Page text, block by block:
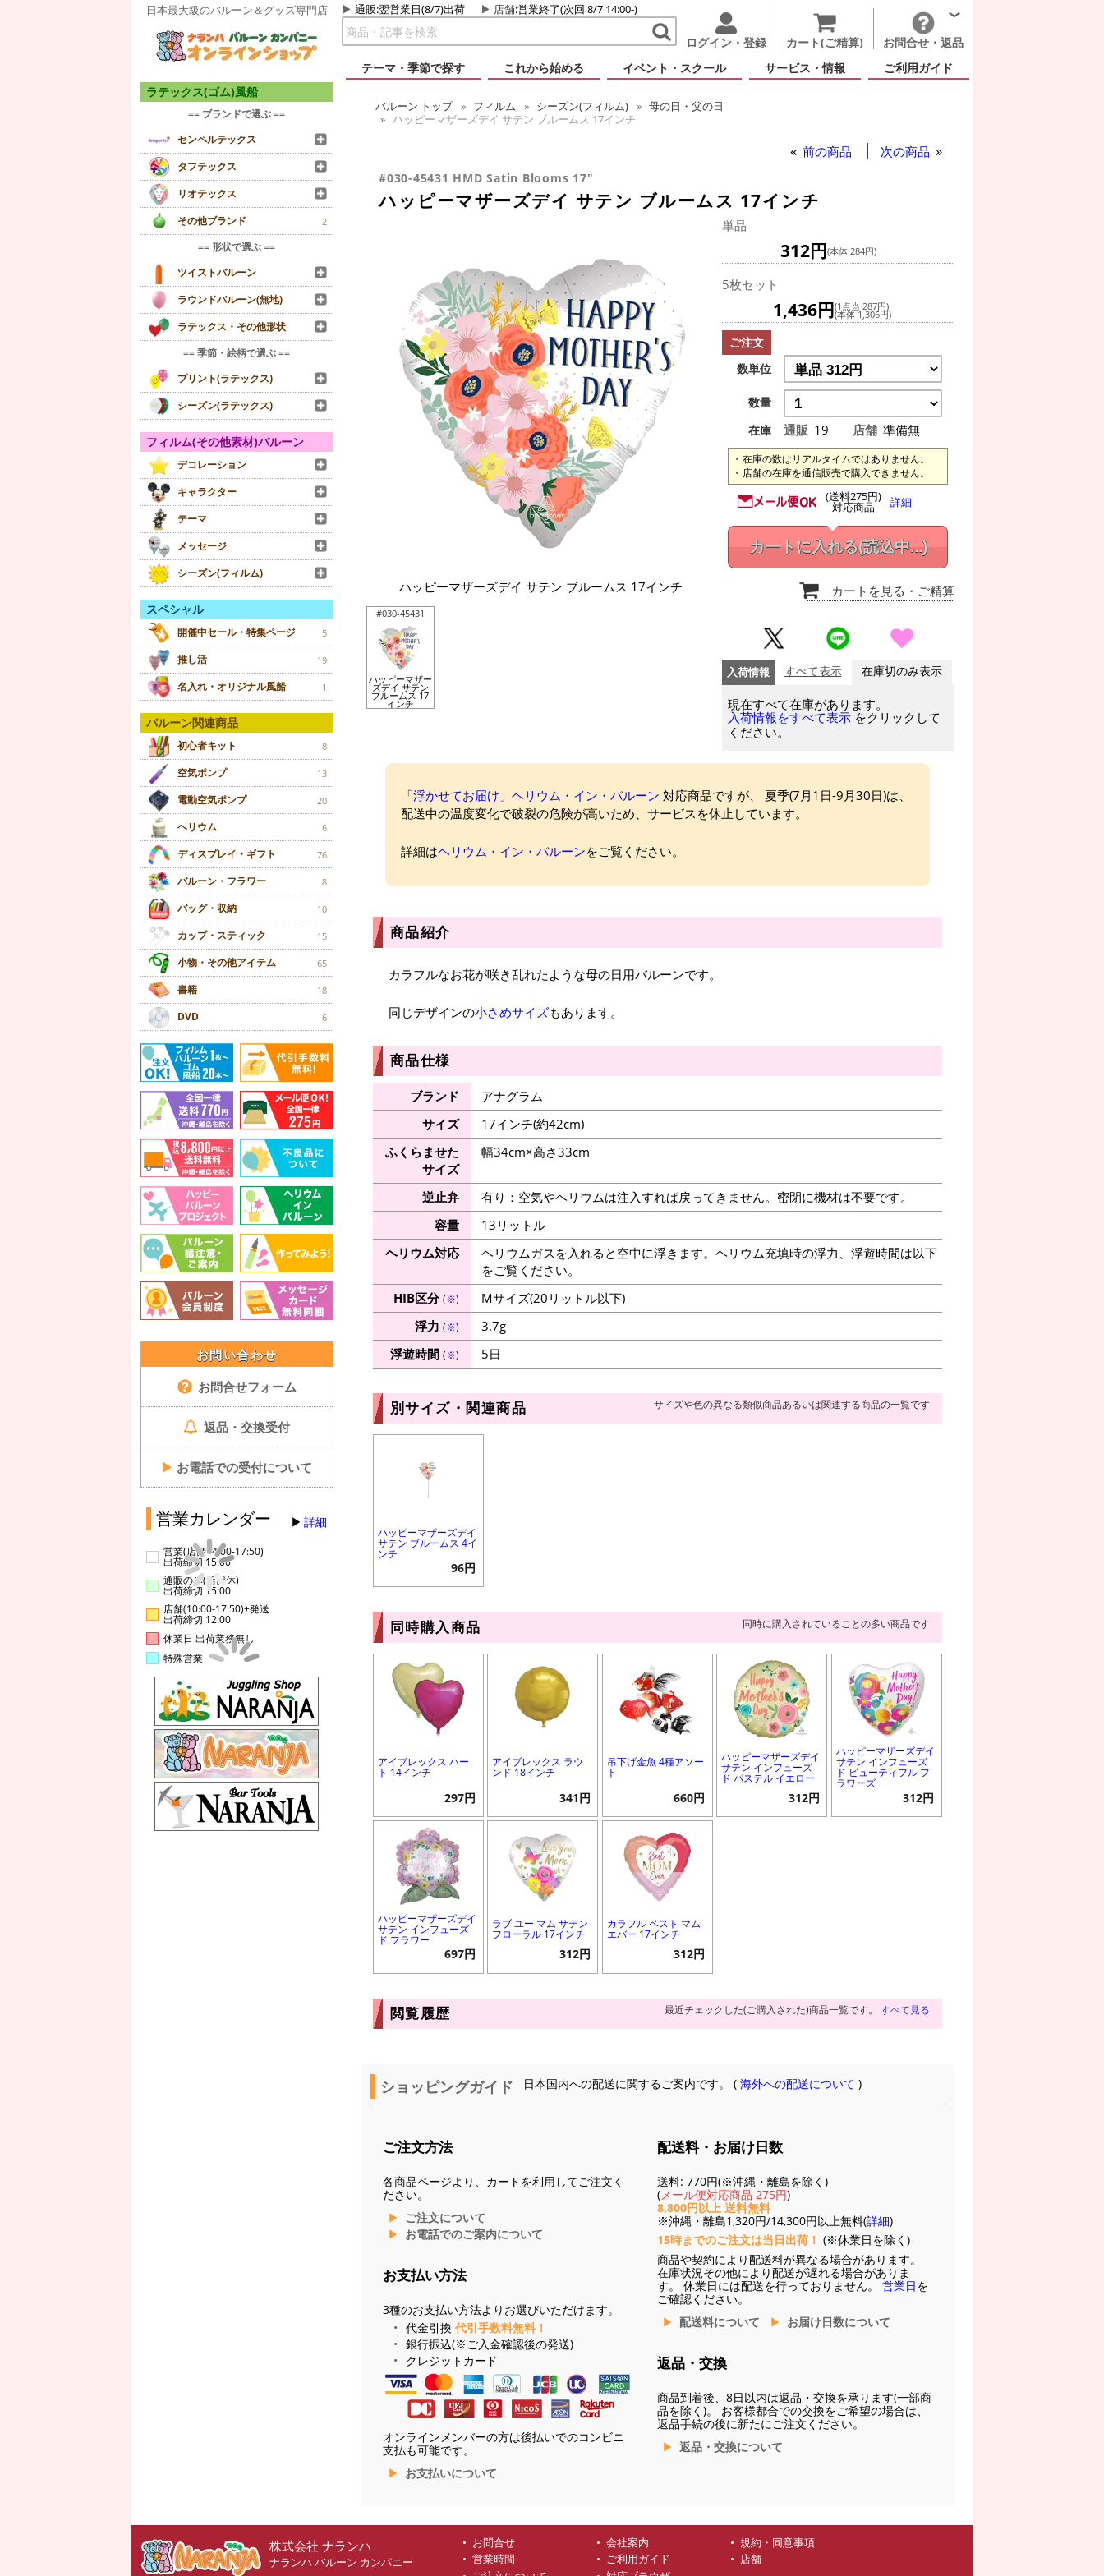
日本最大級のバルーン＆グッズ専門店 通販:翌営業日(8/7)出荷 店舗:営業終了(次回 8/7 14:00-)
ログイン・登録 カート(ご精算)
お問合せ・返品
テーマ・季節で探す
これから始める イベント・スクール サービス・情報 ご利用ガイド
ラテックス(ゴム)風船
== ブランドで選ぶ ==
センペルテックス
タフテックス
リオテックス
その他ブランド
2
== 形状で選ぶ ==
ツイストバルーン
ラウンドバルーン(無地)
ラテックス・その他形状
== 季節・絵柄で選ぶ ==
プリント(ラテックス)
シーズン(ラテックス)
フィルム(その他素材)バルーン
デコレーション
キャラクター
テーマ
メッセージ
シーズン(フィルム)
スペシャル
開催中セール・特集ページ 5
推し活 19
名入れ・オリジナル風船 1
バルーン関連商品
初心者キット 8
空気ポンプ 13
電動空気ポンプ 20
ヘリウム 6
ディスプレイ・ギフト 76
バルーン・フラワー 8
バッグ・収納 10
カップ・スティック 15
小物・その他アイテム 65
書籍 18
DVD 6
お問い合わせ
お問合せフォーム
返品・交換受付
▶ お電話での受付について
営業カレンダー 詳細
営業(店舗14:00-17:50)
出荷締切 15:00
通販のみ(店舗休)
出荷締切 15:00
店舗(10:00-17:50)+発送
出荷締切 12:00
休業日 出荷業務無し
特殊営業
バルーン トップ フィルム シーズン(フィルム)
母の日・父の日
ハッピーマザーズデイ サテン ブルームス 17インチ
前の商品 次の商品
#030-45431 HMD Satin Blooms 17"
ハッピーマザーズデイ サテン ブルームス 17インチ
ハッピーマザーズデイ サテン ブルームス 17インチ
#030-45431
ハッピーマザー
ズデイ サテン
ブルームス 17
インチ
単品
312円(本体 284円)
5枚セット
1,436円(1点当 287円)
(本体 1,306円)
ご注文
数単位
数量
在庫
通販 19 店舗 準備無
在庫の数はリアルタイムではありません。
店舗の在庫を通信販売で購入できません。
(送料275円)
対応商品 詳細
カートに入れる(読込中...)
カートを見る ・ご精算
入荷情報 すべて表示 在庫切のみ表示
現在すべて在庫があります。
入荷情報をすべて表示 をクリックして
ください。
「浮かせてお届け」ヘリウム・イン・バルーン 対応商品ですが、 夏季(7月1日-9月30日)は、
配送中の温度変化で破裂の危険が高いため、サービスを休止しています。
詳細はヘリウム・イン・バルーンをご覧ください。
商品紹介
カラフルなお花が咲き乱れたような母の日用バルーンです。
同じデザインの小さめサイズもあります。
商品仕様
ブランド
アナグラム
サイズ
17インチ(約42cm)
ふくらませた
サイズ
幅34cm×高さ33cm
逆止弁
有り：空気やヘリウムは注入すれば戻ってきません。密閉に機材は不要です。
容量
13リットル
ヘリウム対応
ヘリウムガスを入れると空中に浮きます。ヘリウム充填時の浮力、浮遊時間は以下
をご覧ください。
HIB区分(※)
Mサイズ(20リットル以下)
浮力 (※)
3.7g
浮遊時間 (※) 5日
別サイズ・関連商品 サイズや色の異なる類似商品あるいは関連する商品の一覧です
ハッピーマザーズデイ
サテン ブルームス 4イ
ンチ
96円
同時購入商品 同時に購入されていることの多い商品です
アイブレックス ハー
ト 14インチ
297円
アイブレックス ラウ
ンド 18インチ
341円
吊下げ金魚 4種アソー
ト
660円
ハッピーマザーズデイ
サテン インフューズ
ド パステル イエロー
312円
ハッピーマザーズデイ
サテン インフューズ
ド ビューティフル フ
ラワーズ
312円
ハッピーマザーズデイ
サテン インフューズ
ド フラワー
697円
ラブ ユー マム サテン
フローラル 17インチ
312円
カラフル ベスト マム
エバー 17インチ
312円
閲覧履歴 最近チェックした(ご購入された)商品一覧です。 すべて見る
ショッピングガイド 日本国内への配送に関するご案内です。 (海外への配送について )
ご注文方法
各商品ページより、カートを利用してご注文く
ださい。
ご注文について
お電話でのご案内について
お支払い方法
3種のお支払い方法よりお選びいただけます。
代金引換 代引手数料無料！
銀行振込(※ご入金確認後の発送)
クレジットカード
オンラインメンバーの方は後払いでのコンビニ
支払も可能です。
お支払いについて
配送料・お届け日数
送料: 770円(※沖縄・離島を除く)
( メール便対応商品 275円)
8,800円以上 送料無料
※沖縄・離島1,320円/14,300円以上無料(詳細)
15時までのご注文は当日出荷！ (※休業日を除く)
商品や契約により配送料が異なる場合があります。
在庫状況その他により配送が遅れる場合がありま
す。 休業日には配送を行っておりません。 営業日を
ご確認ください。
配送料について
お届け日数について
返品・交換
商品到着後、8日以内は返品・交換を承ります(一部商
品を除く)。 お客様都合での交換をご希望の場合は、
返品手続の後に新たにご注文ください。
返品・交換について
株式会社 ナランハ
ナランハ バルーン カンパニー
お問合せ 会社案内
規約・同意事項
営業時間
ご利用ガイド
店舗